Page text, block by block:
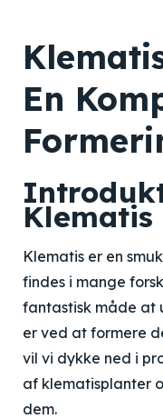
En
Klematis er en
findes i mange
fantastisk måde at
er ved at formere
vil vi dykke ned i
af klematisplanter
dem.